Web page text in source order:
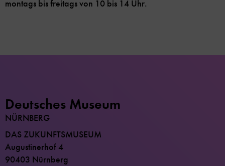
montags bis freitags von 10 bis 14 Uhr.
Deutsches Museum
NÜRNBERG
DAS ZUKUNFTSMUSEUM
Augustinerhof 4
90403 Nürnberg